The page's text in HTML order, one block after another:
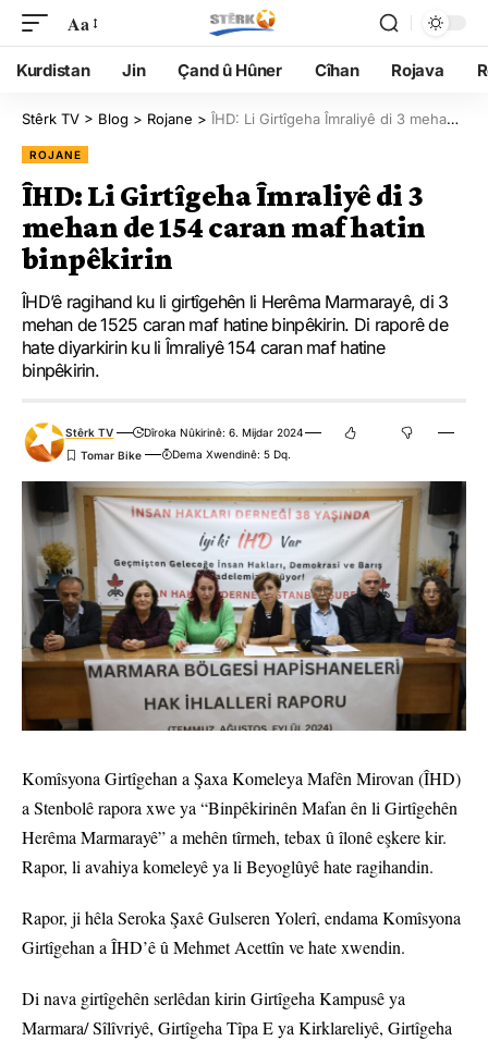
Aa
Kurdistan Jin Çand û Hûner Cîhan Rojava
Stêrk TV > Blog > Rojane > ÎHD: Li Girtîgeha Îmraliyê di 3 mehan de 154 caran maf hatin binpêkirin
ROJANE
ÎHD: Li Girtîgeha Îmraliyê di 3
mehan de 154 caran maf hatin
binpêkirin
ÎHD’ê ragihand ku li girtîgehên li Herêma Marmarayê, di 3
mehan de 1525 caran maf hatine binpêkirin. Di raporê de
hate diyarkirin ku li Îmraliyê 154 caran maf hatine
binpêkirin.
Stêrk TV
Dîroka Nûkirinê: 6. Mijdar 2024
Dema Xwendinê: 5 Dq.
Komîsyona Girtîgehan a Şaxa Komeleya Mafên Mirovan (ÎHD)
a Stenbolê rapora xwe ya “Binpêkirinên Mafan ên li Girtîgehên
Herêma Marmarayê” a mehên tîrmeh, tebax û îlonê eşkere kir.
Rapor, li avahiya komeleyê ya li Beyoglûyê hate ragihandin.
Rapor, ji hêla Seroka Şaxê Gulseren Yolerî, endama Komîsyona
Girtîgehan a ÎHD’ê û Mehmet Acettîn ve hate xwendin.
Di nava girtîgehên serlêdan kirin Girtîgeha Kampusê ya
Marmara/ Sîlîvriyê, Girtîgeha Tîpa E ya Kirklareliyê, Girtîgeha